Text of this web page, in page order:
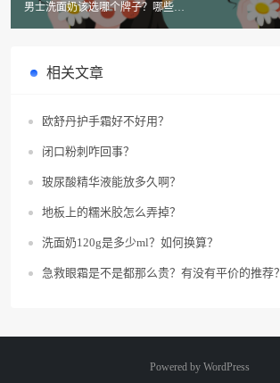
男士洗面奶该选哪个牌子？哪些温
和好用的男士洗面奶受欢迎？
相关文章
欧舒丹护手霜好不好用？
闭口粉刺咋回事？
玻尿酸精华液能放多久啊？
地板上的糯米胶怎么弄掉？
洗面奶120g是多少ml？如何换算？
急救眼霜是不是都那么贵？有没有平价的推荐？
Powered by WordPress